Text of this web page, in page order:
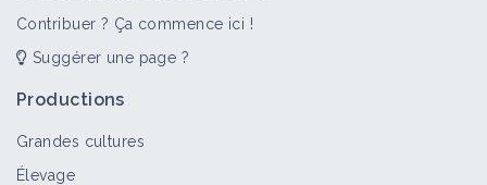
Contribuer ? Ça commence ici !
Suggérer une page ?
Productions
Grandes cultures
Élevage